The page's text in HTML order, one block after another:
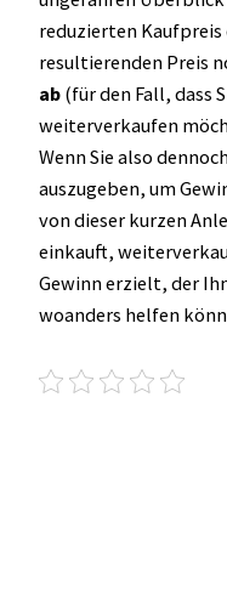
reduzierten Kaufpreis
resultierenden Preis
ab (für den Fall, dass
weiterverkaufen
Wenn Sie also
auszugeben, um
von dieser kurzen
einkauft,
Gewinn erzielt, der
woanders helfen